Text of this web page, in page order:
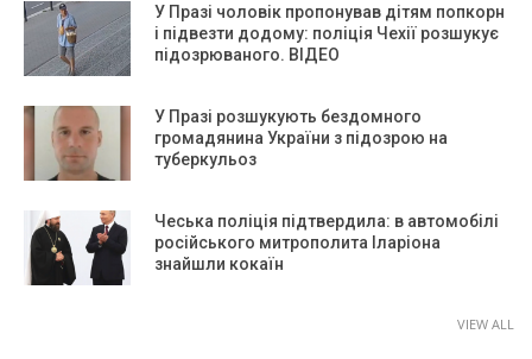
У Празі чоловік пропонував дітям попкорн
і підвезти додому: поліція Чехії розшукує
підозрюваного. ВІДЕО
У Празі розшукують бездомного
громадянина України з підозрою на
туберкульоз
Чеська поліція підтвердила: в автомобілі
російського митрополита Іларіона
знайшли кокаїн
VIEW ALL